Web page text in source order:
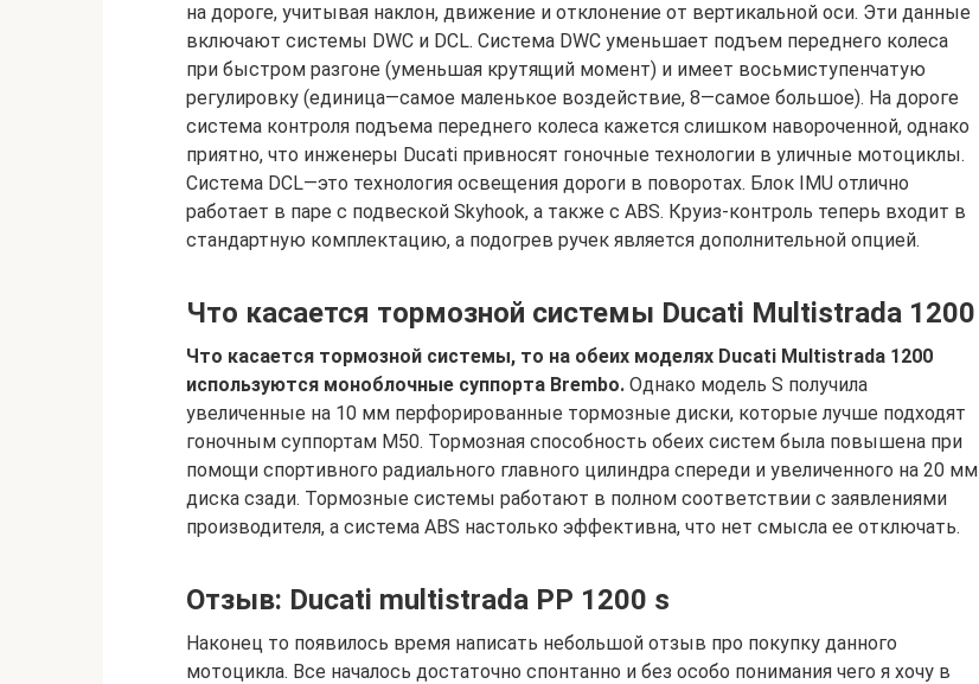
на дороге, учитывая наклон, движение и отклонение от вертикальной оси. Эти данные
включают системы DWC и DCL. Система DWC уменьшает подъем переднего колеса
при быстром разгоне (уменьшая крутящий момент) и имеет восьмиступенчатую
регулировку (единица—самое маленькое воздействие, 8—самое большое). На дороге
система контроля подъема переднего колеса кажется слишком навороченной, однако
приятно, что инженеры Ducati привносят гоночные технологии в уличные мотоциклы.
Система DCL—это технология освещения дороги в поворотах. Блок IMU отлично
работает в паре с подвеской Skyhook, а также с ABS. Круиз-контроль теперь входит в
стандартную комплектацию, а подогрев ручек является дополнительной опцией.
Что касается тормозной системы Ducati Multistrada 1200
Что касается тормозной системы, то на обеих моделях Ducati Multistrada 1200
используются моноблочные суппорта Brembo. Однако модель S получила
увеличенные на 10 мм перфорированные тормозные диски, которые лучше подходят
гоночным суппортам M50. Тормозная способность обеих систем была повышена при
помощи спортивного радиального главного цилиндра спереди и увеличенного на 20 мм
диска сзади. Тормозные системы работают в полном соответствии с заявлениями
производителя, а система ABS настолько эффективна, что нет смысла ее отключать.
Отзыв: Ducati multistrada PP 1200 s
Наконец то появилось время написать небольшой отзыв про покупку данного
мотоцикла. Все началось достаточно спонтанно и без особо понимания чего я хочу в